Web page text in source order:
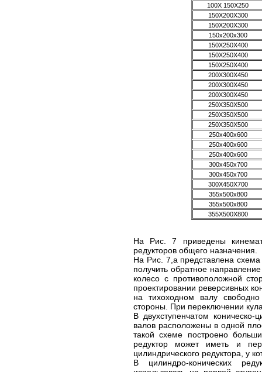
100Х 150X250
150X200X300
150X200X300
150x200x300
150X250X400
150X250X400
150X250X400
200X300X450
200X300X450
200X300X450
250X350X500
250X350X500
250X350X500
250x400x600
250x400x600
250x400x600
300x450x700
300x450x700
300X450X700
355x500x800
355x500x800
355X500X800
На Рис. 7 приведены
редукторов общего назначения.
На Рис. 7,а представлена схема
получить обратное
колесо с противоположной
проектировании реверсивных
на тихоходном валу
стороны. При переключении
В двухступенчатом
валов расположены в одной
такой схеме построено
редуктор может иметь и
цилиндрического редуктора, у
В цилиндро-конических